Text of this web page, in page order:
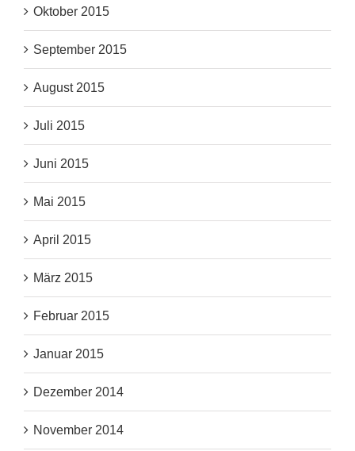
Oktober 2015
September 2015
August 2015
Juli 2015
Juni 2015
Mai 2015
April 2015
März 2015
Februar 2015
Januar 2015
Dezember 2014
November 2014